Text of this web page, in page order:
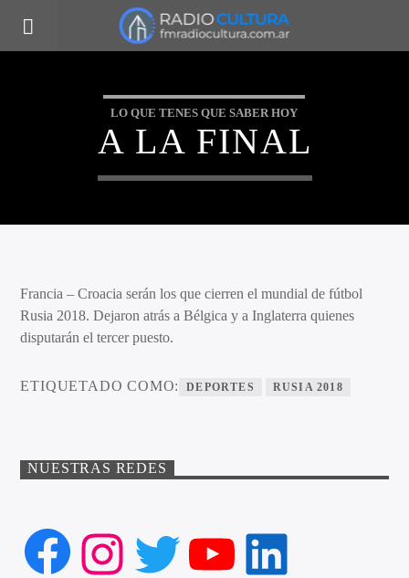
LO QUE TENES QUE SABER HOY
A LA FINAL
Francia – Croacia serán los que cierren el mundial de fútbol
Rusia 2018. Dejaron atrás a Bélgica y a Inglaterra quienes
disputarán el tercer puesto.
ETIQUETADO COMO: DEPORTES RUSIA 2018
NUESTRAS REDES
Facebook
Instagram
Twitter
YouTube
LinkedIn